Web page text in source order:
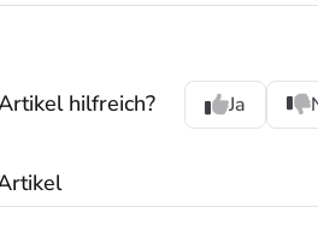
hilfreich? Ja